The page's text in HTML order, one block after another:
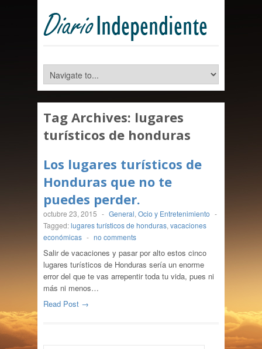
Tag Archives: lugares
turísticos de honduras
Los lugares turísticos de
Honduras que no te
puedes perder.
octubre 23, 2015 - General, Ocio y Entretenimiento -
Tagged:lugares turísticos de honduras, vacaciones
económicas - no comments
Salir de vacaciones y pasar por alto estos cinco
lugares turísticos de Honduras sería un enorme
error del que te vas arrepentir toda tu vida, pues ni
más ni menos…
Read Post →